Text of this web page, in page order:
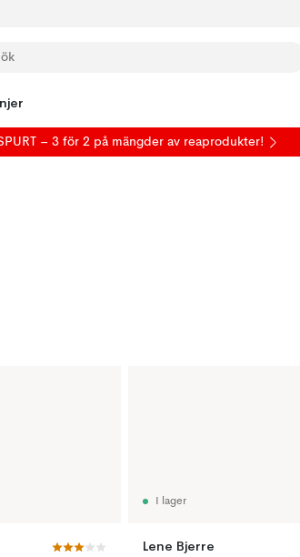
– 3 för 2 på mängder av reaprodukter!
I lager
Lene Bjerre